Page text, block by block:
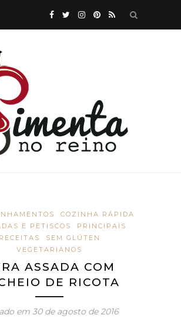
COZINHA RÁPIDA
E PETISCOS
PRINCIPAIS
RECEITAS
SEM GLÚTEN
VEGETARIANOS
ASSADA COM
DE RICOTA
em 30 de agosto de 2016